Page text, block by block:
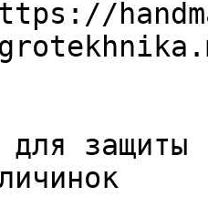
защиты